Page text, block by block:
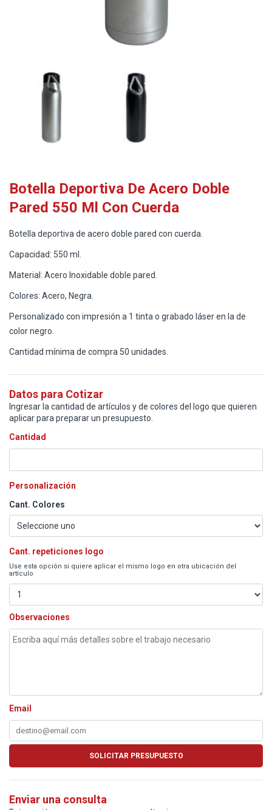
Botella Deportiva De Acero Doble
Pared 550 Ml Con Cuerda
Botella deportiva de acero doble pared con cuerda.
Capacidad: 550 ml.
Material: Acero Inoxidable doble pared.
Colores: Acero, Negra.
Personalizado con impresión a 1 tinta o grabado láser en la de
color negro.
Cantidad mínima de compra 50 unidades.
Datos para Cotizar
Ingresar la cantidad de artículos y de colores del logo que quieren
aplicar para preparar un presupuesto.
Cantidad
Personalización
Cant. Colores
Cant. repeticiones logo
Use esta opción si quiere aplicar el mismo logo en otra ubicación del
artículo
Observaciones
Email
Enviar una consulta